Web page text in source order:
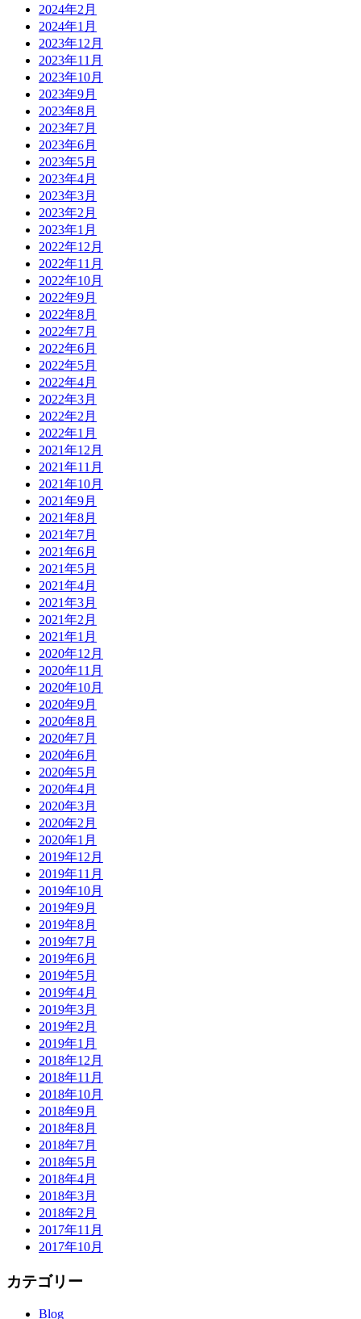
2024年2月
2024年1月
2023年12月
2023年11月
2023年10月
2023年9月
2023年8月
2023年7月
2023年6月
2023年5月
2023年4月
2023年3月
2023年2月
2023年1月
2022年12月
2022年11月
2022年10月
2022年9月
2022年8月
2022年7月
2022年6月
2022年5月
2022年4月
2022年3月
2022年2月
2022年1月
2021年12月
2021年11月
2021年10月
2021年9月
2021年8月
2021年7月
2021年6月
2021年5月
2021年4月
2021年3月
2021年2月
2021年1月
2020年12月
2020年11月
2020年10月
2020年9月
2020年8月
2020年7月
2020年6月
2020年5月
2020年4月
2020年3月
2020年2月
2020年1月
2019年12月
2019年11月
2019年10月
2019年9月
2019年8月
2019年7月
2019年6月
2019年5月
2019年4月
2019年3月
2019年2月
2019年1月
2018年12月
2018年11月
2018年10月
2018年9月
2018年8月
2018年7月
2018年5月
2018年4月
2018年3月
2018年2月
2017年11月
2017年10月
カテゴリー
Blog